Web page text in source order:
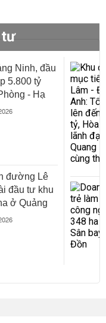
tư
Ninh, đầu
5.800 tỷ
- Hạ
đường Lê
đầu tư khu
ở Quảng